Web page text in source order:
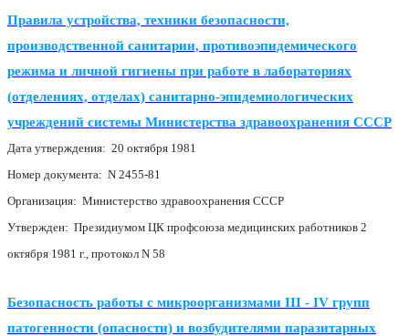
Правила устройства, техники безопасности,
производственной санитарии, противоэпидемического
режима и личной гигиены при работе в лабораториях
(отделениях, отделах) санитарно-эпидемиологических
учреждений системы Министерства здравоохранения СССР
Дата утверждения: 20 октября 1981
Номер документа: N 2455-81
Организация: Министерство здравоохранения СССР
Утвержден: Президиумом ЦК профсоюза медицинских работников 2
октября 1981 г., протокол N 58
Безопасность работы с микроорганизмами III - IV групп
патогенности (опасности) и возбудителями паразитарных